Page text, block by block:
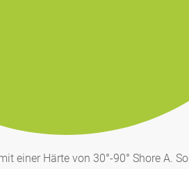
einer Härte von 30°-90° Shore A.